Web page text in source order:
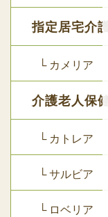
指定居宅介
└ カメリア
介護老人保
└ カトレア
└ サルビア
└ ロベリア